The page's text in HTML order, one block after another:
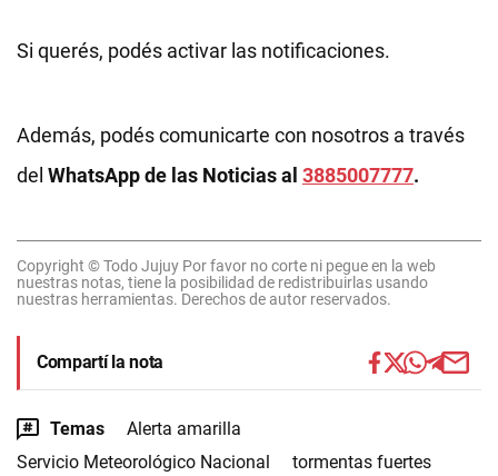
Si querés, podés activar las notificaciones.
Además, podés comunicarte con nosotros a través
del WhatsApp de las Noticias al 3885007777.
Copyright © Todo Jujuy Por favor no corte ni pegue en la web
nuestras notas, tiene la posibilidad de redistribuirlas usando
nuestras herramientas. Derechos de autor reservados.
Compartí la nota
Temas
Alerta amarilla
Servicio Meteorológico Nacional
tormentas fuertes